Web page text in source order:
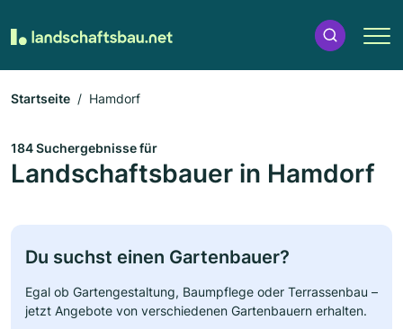
Startseite Hamdorf
184 Suchergebnisse für
Landschaftsbauer in Hamdorf
Du suchst einen Gartenbauer?
Egal ob Gartengestaltung, Baumpflege oder Terrassenbau –
jetzt Angebote von verschiedenen Gartenbauern erhalten.